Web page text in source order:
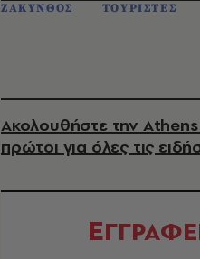
ΖΑΚΥΝΘΟΣ ΤΟΥΡΙΣΤΕΣ
Ακολουθήστε την
πρώτοι για όλες τις
Ε